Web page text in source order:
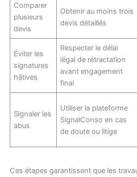
Comparer
plusieurs
devis
Obtenir au moins trois
devis détaillés
Éviter les
signatures
hâtives
Respecter le délai
légal de rétractation
avant engagement
final
Signaler les
abus
Utiliser la plateforme
SignalConso en cas
de doute ou litige
Ces étapes garantissent que les